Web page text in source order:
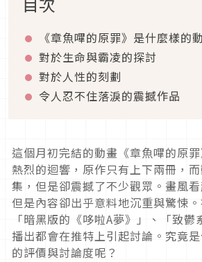
《章魚嗶的原罪》是什麼樣的
對於生命與霸凌的探討
對於人性的刻劃
令人忍不住落淚的震撼作品
這個月初完結的動畫《章魚嗶的原
熱烈的迴響，原作只有上下兩冊，
集，但是卻震撼了不少觀眾。畫風看
但是內容卻出乎意料地沉重與驚悚
「暗黑版的《哆啦A夢》」、「致
播出都會在推特上引起討論。究竟
的評價與討論度呢？